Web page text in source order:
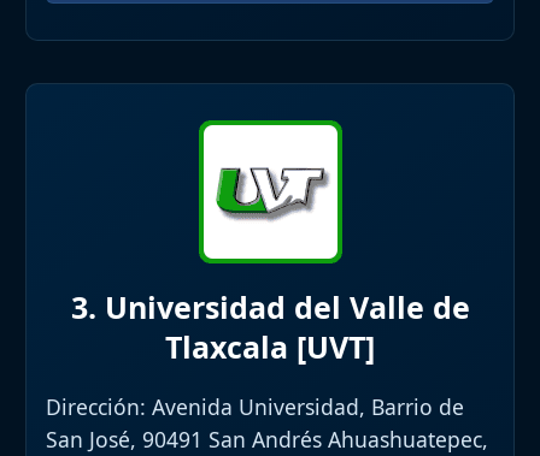
3. Universidad del Valle de
Tlaxcala [UVT]
Dirección: Avenida Universidad, Barrio de
San José, 90491 San Andrés Ahuashuatepec,